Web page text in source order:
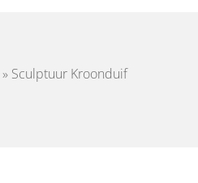
» Sculptuur Kroonduif